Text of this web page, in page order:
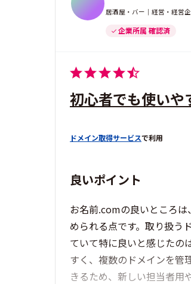
居酒屋・バー｜経営・経営
企業所属 確認済
初心者でも使いや
ドメイン取得サービスで利用
良いポイント
お名前.comの良いところ
められる点です。取り扱う
ていて特に良いと感じたの
すく、複数のドメインを管
きるため、新しい担当者用